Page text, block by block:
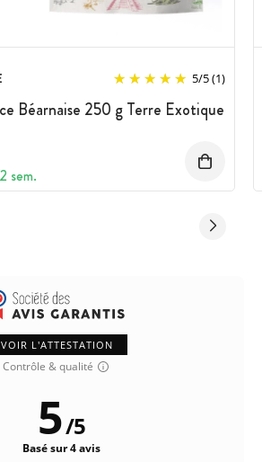
5/5(1)
Béarnaise 250 g Terre Exotique
sem.
VOIR L'ATTESTATION
Contrôle & qualité
5/5
Basé sur 4 avis